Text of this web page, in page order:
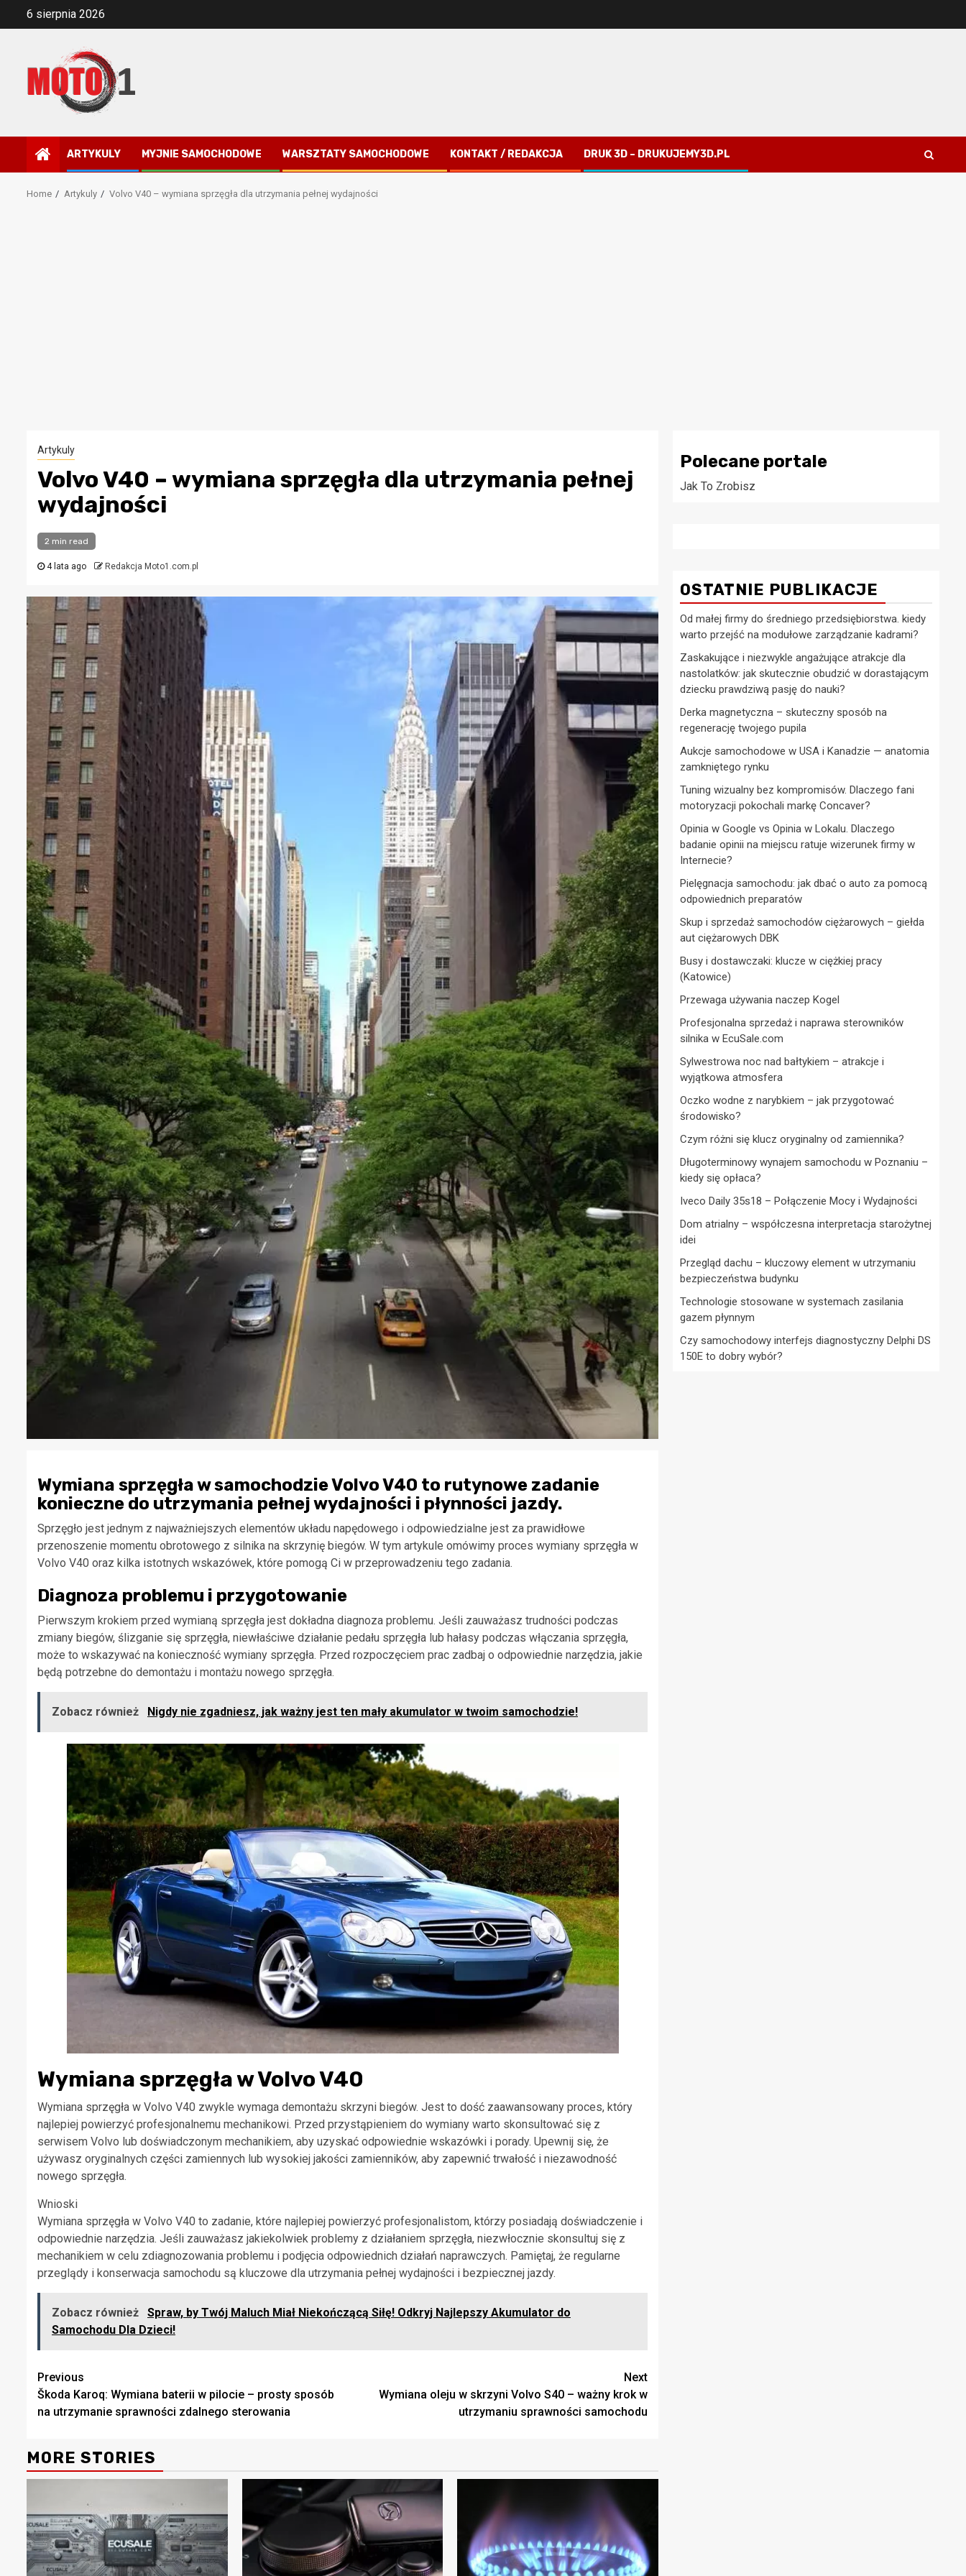
6 sierpnia 2026
ARTYKULY MYJNIE SAMOCHODOWE WARSZTATY SAMOCHODOWE KONTAKT / REDAKCJA DRUK 3D – DRUKUJEMY3D.PL
Home Artykuly Volvo V40 – wymiana sprzęgła dla utrzymania pełnej wydajności
Artykuly
Volvo V40 – wymiana sprzęgła dla utrzymania pełnej
wydajności
2 min read
4 lata ago Redakcja Moto1.com.pl
Wymiana sprzęgła w samochodzie Volvo V40 to rutynowe zadanie
konieczne do utrzymania pełnej wydajności i płynności jazdy.
Sprzęgło jest jednym z najważniejszych elementów układu napędowego i odpowiedzialne jest za prawidłowe
przenoszenie momentu obrotowego z silnika na skrzynię biegów. W tym artykule omówimy proces wymiany sprzęgła w
Volvo V40 oraz kilka istotnych wskazówek, które pomogą Ci w przeprowadzeniu tego zadania.
Diagnoza problemu i przygotowanie
Pierwszym krokiem przed wymianą sprzęgła jest dokładna diagnoza problemu. Jeśli zauważasz trudności podczas
zmiany biegów, ślizganie się sprzęgła, niewłaściwe działanie pedału sprzęgła lub hałasy podczas włączania sprzęgła,
może to wskazywać na konieczność wymiany sprzęgła. Przed rozpoczęciem prac zadbaj o odpowiednie narzędzia, jakie
będą potrzebne do demontażu i montażu nowego sprzęgła.
Zobacz również Nigdy nie zgadniesz, jak ważny jest ten mały akumulator w twoim samochodzie!
Wymiana sprzęgła w Volvo V40
Wymiana sprzęgła w Volvo V40 zwykle wymaga demontażu skrzyni biegów. Jest to dość zaawansowany proces, który
najlepiej powierzyć profesjonalnemu mechanikowi. Przed przystąpieniem do wymiany warto skonsultować się z
serwisem Volvo lub doświadczonym mechanikiem, aby uzyskać odpowiednie wskazówki i porady. Upewnij się, że
używasz oryginalnych części zamiennych lub wysokiej jakości zamienników, aby zapewnić trwałość i niezawodność
nowego sprzęgła.
Wnioski
Wymiana sprzęgła w Volvo V40 to zadanie, które najlepiej powierzyć profesjonalistom, którzy posiadają doświadczenie i
odpowiednie narzędzia. Jeśli zauważasz jakiekolwiek problemy z działaniem sprzęgła, niezwłocznie skonsultuj się z
mechanikiem w celu zdiagnozowania problemu i podjęcia odpowiednich działań naprawczych. Pamiętaj, że regularne
przeglądy i konserwacja samochodu są kluczowe dla utrzymania pełnej wydajności i bezpiecznej jazdy.
Zobacz również
Spraw, by Twój Maluch Miał Niekończącą Siłę! Odkryj Najlepszy Akumulator do
Samochodu Dla Dzieci!
Continue
Reading
Previous
Škoda Karoq: Wymiana baterii w pilocie – prosty sposób
na utrzymanie sprawności zdalnego sterowania
Next
Wymiana oleju w skrzyni Volvo S40 – ważny krok w
utrzymaniu sprawności samochodu
MORE STORIES
Polecane portale
Jak To Zrobisz
OSTATNIE PUBLIKACJE
Od małej firmy do średniego przedsiębiorstwa. kiedy
warto przejść na modułowe zarządzanie kadrami?
Zaskakujące i niezwykle angażujące atrakcje dla
nastolatków: jak skutecznie obudzić w dorastającym
dziecku prawdziwą pasję do nauki?
Derka magnetyczna – skuteczny sposób na
regenerację twojego pupila
Aukcje samochodowe w USA i Kanadzie — anatomia
zamkniętego rynku
Tuning wizualny bez kompromisów. Dlaczego fani
motoryzacji pokochali markę Concaver?
Opinia w Google vs Opinia w Lokalu. Dlaczego
badanie opinii na miejscu ratuje wizerunek firmy w
Internecie?
Pielęgnacja samochodu: jak dbać o auto za pomocą
odpowiednich preparatów
Skup i sprzedaż samochodów ciężarowych – giełda
aut ciężarowych DBK
Busy i dostawczaki: klucze w ciężkiej pracy
(Katowice)
Przewaga używania naczep Kogel
Profesjonalna sprzedaż i naprawa sterowników
silnika w EcuSale.com
Sylwestrowa noc nad bałtykiem – atrakcje i
wyjątkowa atmosfera
Oczko wodne z narybkiem – jak przygotować
środowisko?
Czym różni się klucz oryginalny od zamiennika?
Długoterminowy wynajem samochodu w Poznaniu –
kiedy się opłaca?
Iveco Daily 35s18 – Połączenie Mocy i Wydajności
Dom atrialny – współczesna interpretacja starożytnej
idei
Przegląd dachu – kluczowy element w utrzymaniu
bezpieczeństwa budynku
Technologie stosowane w systemach zasilania
gazem płynnym
Czy samochodowy interfejs diagnostyczny Delphi DS
150E to dobry wybór?